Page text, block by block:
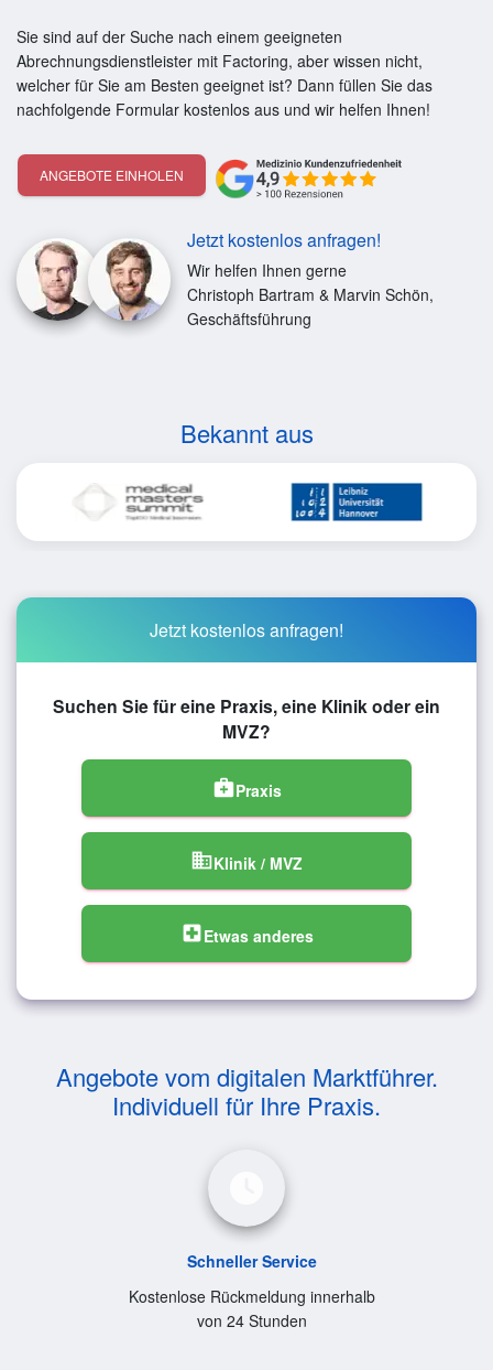
Sie sind auf der Suche nach einem geeigneten
Abrechnungsdienstleister mit Factoring, aber wissen nicht,
welcher für Sie am Besten geeignet ist? Dann füllen Sie das
nachfolgende Formular kostenlos aus und wir helfen Ihnen!
ANGEBOTE EINHOLEN
Jetzt kostenlos anfragen!
Wir helfen Ihnen gerne
Christoph Bartram & Marvin Schön,
Geschäftsführung
Bekannt aus
Jetzt kostenlos anfragen!
Suchen Sie für eine Praxis, eine Klinik oder ein
MVZ?
medical_servicesPraxis
domainKlinik / MVZ
local_hospitalEtwas anderes
Angebote vom digitalen Marktführer.
Individuell für Ihre Praxis.
Schneller Service
Kostenlose Rückmeldung innerhalb
von 24 Stunden